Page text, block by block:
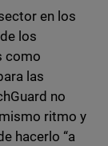
en los
los
como
las
no
ritmo y
hacerlo “a